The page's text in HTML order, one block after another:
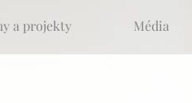
a projekty Média